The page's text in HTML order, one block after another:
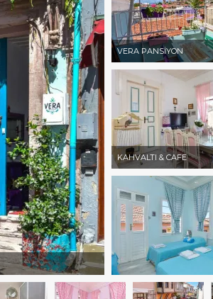
VERA PANSİYON
KAHVALTI & CAFE